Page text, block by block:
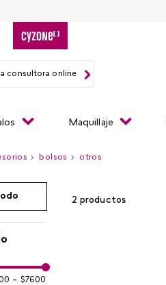
consultora online
Maquillaje
bolsos otros
– $7600
2 productos